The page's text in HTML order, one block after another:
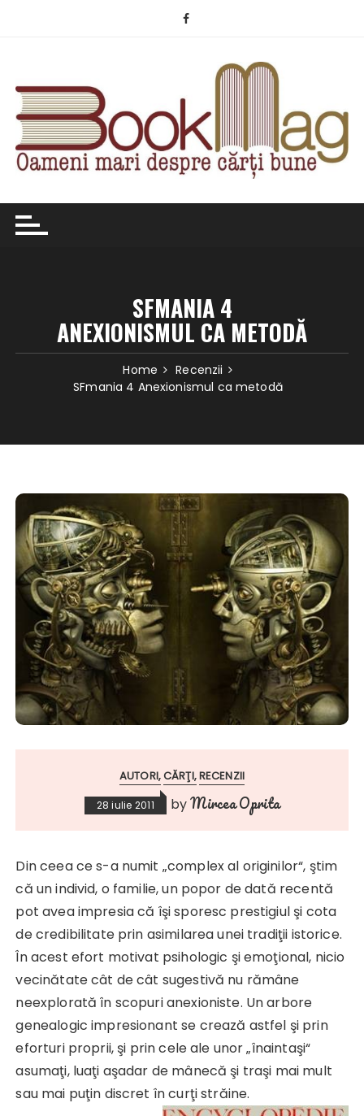
SFMANIA 4
ANEXIONISMUL CA METODĂ
Home
Recenzii
SFmania 4 Anexionismul ca metodă
AUTORI CĂRŢI RECENZII
28 iulie 2011 byMircea Oprita
Din ceea ce s-a numit „complex al originilor“, ştim
că un individ, o familie, un popor de dată recentă
pot avea impresia că îşi sporesc prestigiul şi cota
de credibilitate prin asimilarea unei tradiţii istorice.
În acest efort motivat psihologic şi emoţional, nicio
vecinătate cât de cât sugestivă nu rămâne
neexplorată în scopuri anexioniste. Un arbore
genealogic impresionant se crează astfel şi prin
eforturi proprii, şi prin cele ale unor „înaintaşi“
asumaţi, luaţi aşadar de mânecă şi traşi mai mult
sau mai puţin discret în curţi străine.